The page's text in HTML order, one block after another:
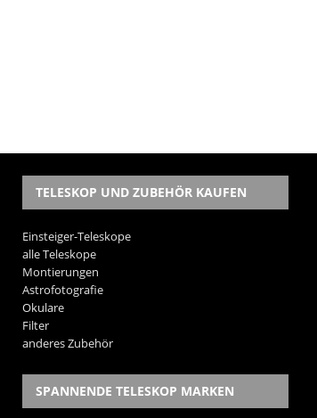
TELESKOP UND ZUBEHÖR KAUFEN
Einsteiger-Teleskope
alle Teleskope
Montierungen
Astrofotografie
Okulare
Filter
anderes Zubehör
SPANNENDE TELESKOP MARKEN